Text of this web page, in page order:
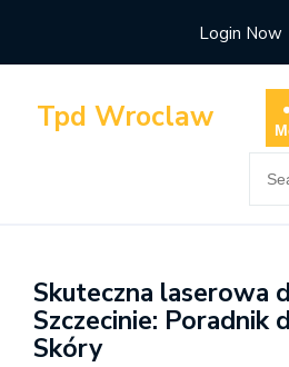
content
Login Now
Tpd Wroclaw
for:
Skuteczna laserowa
Szczecinie: Poradnik
Skóry